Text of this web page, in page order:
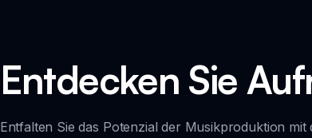
Entdecken Sie
Entfalten Sie das Potenzial der Musikproduktion